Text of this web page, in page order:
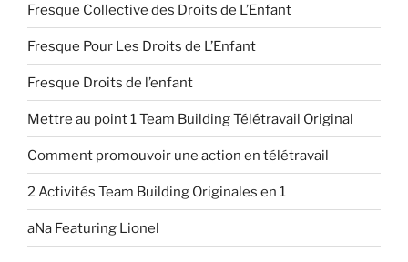
Fresque Collective des Droits de L’Enfant
Fresque Pour Les Droits de L’Enfant
Fresque Droits de l’enfant
Mettre au point 1 Team Building Télétravail Original
Comment promouvoir une action en télétravail
2 Activités Team Building Originales en 1
aNa Featuring Lionel